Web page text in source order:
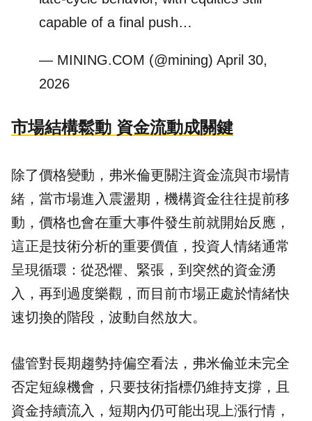
capable of a final push…
— MINING.COM (@mining) April 30,
2026
市場結構鬆動 資金流動成關鍵
除了價格變動，弗米倫更關注資金流與市場情
緒，當市場進入震盪期，機構資金往往提前移
動，價格也會在重大事件發生前就開始反應，
這正是技術分析的重要價值，投資人情緒通常
呈現循環：從恐懼、緊張，到突然的資金湧
入，再到過度樂觀，而目前市場正處於情緒快
速切換的階段，波動自然放大。
儘管對長期趨勢持偏空看法，弗米倫並未完全
否定短線機會，只要技術指標仍維持支撐，且
資金持續流入，短期內仍可能出現上漲行情，